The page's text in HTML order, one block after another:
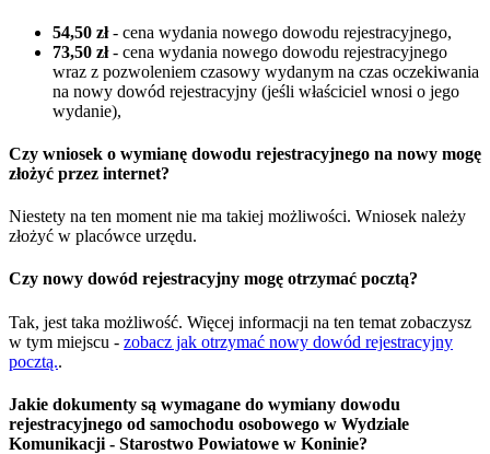
54,50 zł- cena wydania nowego dowodu rejestracyjnego,
73,50 zł- cena wydania nowego dowodu rejestracyjnego
wraz z pozwoleniem czasowy wydanym na czas oczekiwania
na nowy dowód rejestracyjny (jeśli właściciel wnosi o jego
wydanie),
Czy wniosek o wymianę dowodu rejestracyjnego na nowy mogę
złożyć przez internet?
Niestety na ten moment nie ma takiej możliwości. Wniosek należy
złożyć w placówce urzędu.
Czy nowy dowód rejestracyjny mogę otrzymać pocztą?
Tak, jest taka możliwość. Więcej informacji na ten temat zobaczysz
w tym miejscu - zobacz jak otrzymać nowy dowód rejestracyjny
pocztą..
Jakie dokumenty są wymagane do wymiany dowodu
rejestracyjnego od samochodu osobowego w Wydziale
Komunikacji - Starostwo Powiatowe w Koninie?